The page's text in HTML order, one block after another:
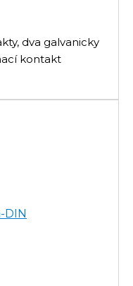
dva galvanicky
kontakt